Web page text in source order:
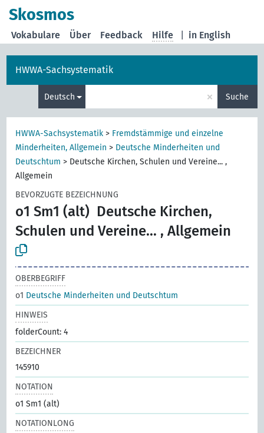
Skosmos
in English
Vokabulare Über Feedback Hilfe
HWWA-Sachsystematik
Deutsch × Suche
HWWA-Sachsystematik > Fremdstämmige und einzelne
Minderheiten, Allgemein > Deutsche Minderheiten und
Deutschtum > Deutsche Kirchen, Schulen und Vereine... ,
Allgemein
BEVORZUGTE BEZEICHNUNG
o1 Sm1 (alt) Deutsche Kirchen,
Schulen und Vereine... , Allgemein
OBERBEGRIFF
o1 Deutsche Minderheiten und Deutschtum
HINWEIS
folderCount: 4
BEZEICHNER
145910
NOTATION
o1 Sm1 (alt)
NOTATIONLONG